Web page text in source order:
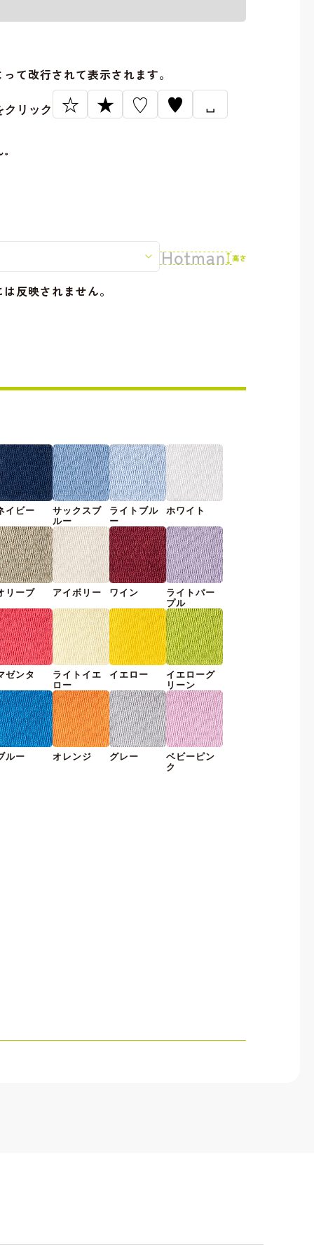
て改行されて表示されます。
クリック ☆ ★ ♡ ♥ ␣
反映されません。
イビー
サックスブ
ルー
ライトブル
ー
ホワイト
リーブ アイボリー ワイン
ライトパー
プル
ゼンタ
ライトイエ
ロー
イエロー
イエローグ
リーン
ルー オレンジ グレー
ベビーピン
ク